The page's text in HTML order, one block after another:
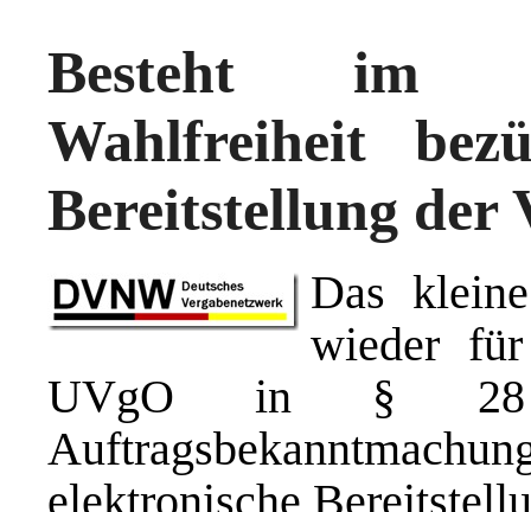
Besteht im
Wahlfreiheit
Bereitstellung der
Das
wieder
UVgO in § 28
elektronische